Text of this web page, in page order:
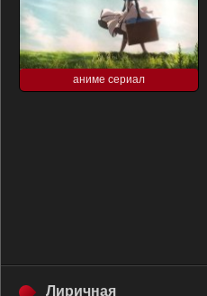
аниме сериал
Лиричная